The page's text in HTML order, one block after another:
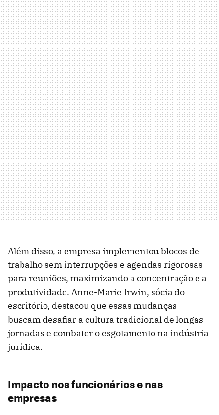
Além disso, a empresa implementou blocos de
trabalho sem interrupções e agendas rigorosas
para reuniões, maximizando a concentração e a
produtividade. Anne-Marie Irwin, sócia do
escritório, destacou que essas mudanças
buscam desafiar a cultura tradicional de longas
jornadas e combater o esgotamento na indústria
jurídica.
Impacto nos funcionários e nas
empresas